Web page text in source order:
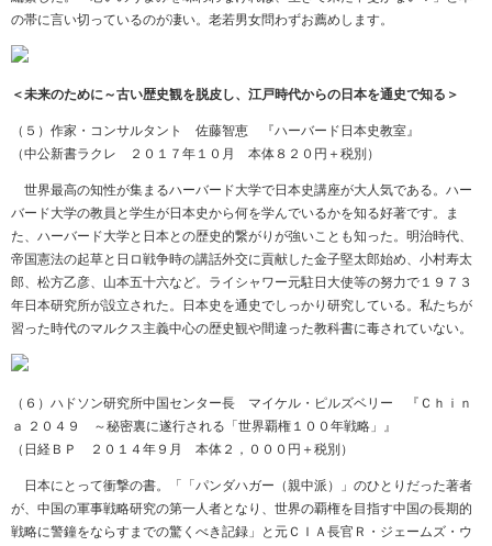
の帯に言い切っているのが凄い。老若男女問わずお薦めします。
＜未来のために～古い歴史観を脱皮し、江戸時代からの日本を通史で知る＞
（５）作家・コンサルタント 佐藤智恵 『ハーバード日本史教室』
（中公新書ラクレ ２０１７年１０月 本体８２０円＋税別）
世界最高の知性が集まるハーバード大学で日本史講座が大人気である。ハー
バード大学の教員と学生が日本史から何を学んでいるかを知る好著です。ま
た、ハーバード大学と日本との歴史的繋がりが強いことも知った。明治時代、
帝国憲法の起草と日ロ戦争時の講話外交に貢献した金子堅太郎始め、小村寿太
郎、松方乙彦、山本五十六など。ライシャワー元駐日大使等の努力で１９７３
年日本研究所が設立された。日本史を通史でしっかり研究している。私たちが
習った時代のマルクス主義中心の歴史観や間違った教科書に毒されていない。
（６）ハドソン研究所中国センター長 マイケル・ピルズベリー 『Ｃｈｉｎ
ａ ２０４９ ～秘密裏に遂行される「世界覇権１００年戦略」』
（日経ＢＰ ２０１４年９月 本体２，０００円＋税別）
日本にとって衝撃の書。「「パンダハガー（親中派）」のひとりだった著者
が、中国の軍事戦略研究の第一人者となり、世界の覇権を目指す中国の長期的
戦略に警鐘をならすまでの驚くべき記録」と元ＣＩＡ長官Ｒ・ジェームズ・ウ